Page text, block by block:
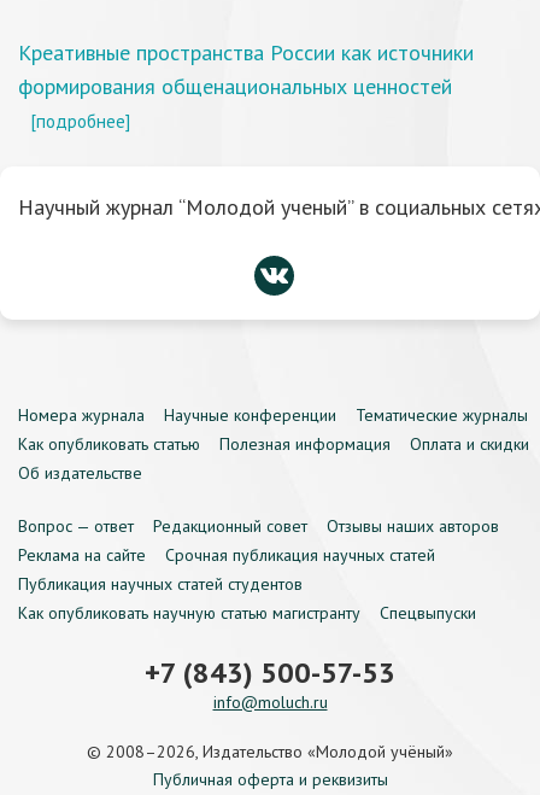
Креативные пространства России как источники
формирования общенациональных ценностей
[подробнее]
Научный журнал “Молодой ученый” в социальных
Номера журнала Научные конференции
Тематические журналы
Как опубликовать статью
Полезная информация
Оплата и скидки
Об издательстве
Вопрос — ответ Редакционный совет
Отзывы наших авторов
Реклама на сайте
Срочная публикация научных статей
Публикация научных статей студентов
Как опубликовать научную статью магистранту
Спецвыпуски
+7 (843) 500-57-53
info@moluch.ru
© 2008–2026, Издательство «Молодой учёный»
Публичная оферта и реквизиты